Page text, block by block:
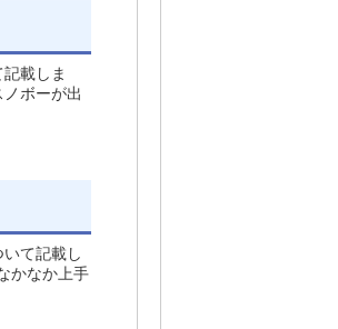
載しま
ボーが出
て記載し
かなか上手